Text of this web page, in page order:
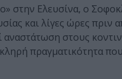
στην Ελευσίνα, ο
και λίγες ώρες
στους
πραγματικότητα